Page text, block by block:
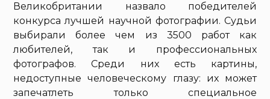
Великобритании назвало победителей
конкурса лучшей научной фотографии. Судьи
выбирали более чем из 3500 работ как
любителей, так и профессиональных
фотографов. Среди них есть картины,
недоступные человеческому глазу: их может
запечатлеть только специальное